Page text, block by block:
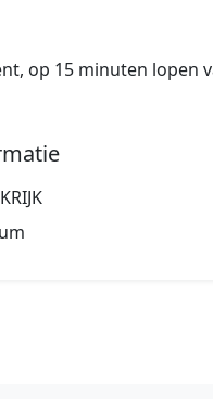
op 15 minuten lopen